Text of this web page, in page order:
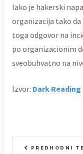
Iako je hakerski
organizacija tako
toga odgovor na
po organizacionim
sveobuhvatno na
Izvor: Dark Reading
PREDHODNI